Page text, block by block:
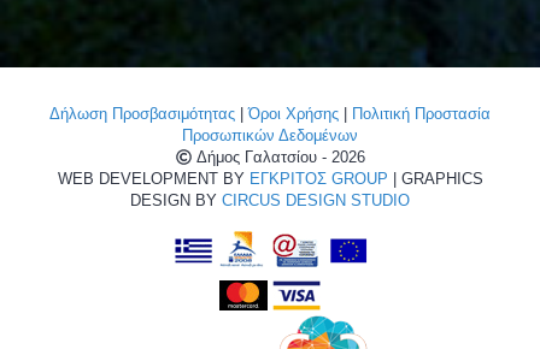
Δήλωση Προσβασιμότητας |Όροι Χρήσης
Πολιτική Προστασία
Προσωπικών Δεδομένων
Δήμος Γαλατσίου - 2026
WEB DEVELOPMENT BY ΕΓΚΡΙΤΟΣ GROUP | GRAPHICS
DESIGN BY CIRCUS DESIGN STUDIO